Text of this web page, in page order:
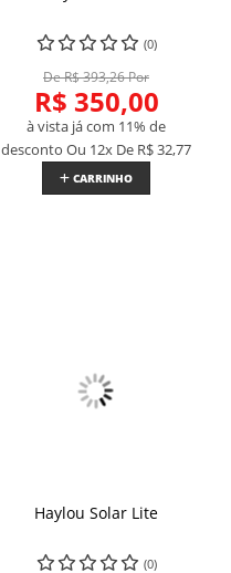
(0)
De R$ 393,26 Por
R$ 350,00
à vista já com 11% de
desconto Ou 12x De R$ 32,77
CARRINHO
Haylou Solar Lite
(0)